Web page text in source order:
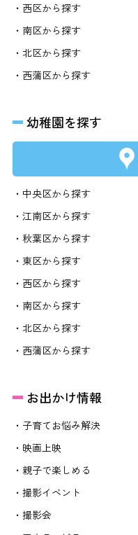
・西区から探す
・南区から探す
・北区から探す
・西蒲区から探す
幼稚園を探す
・中央区から探す
・江南区から探す
・秋葉区から探す
・東区から探す
・西区から探す
・南区から探す
・北区から探す
・西蒲区から探す
お出かけ情報
・子育てお悩み解決
・映画上映
・親子で楽しめる
・撮影イベント
・撮影会